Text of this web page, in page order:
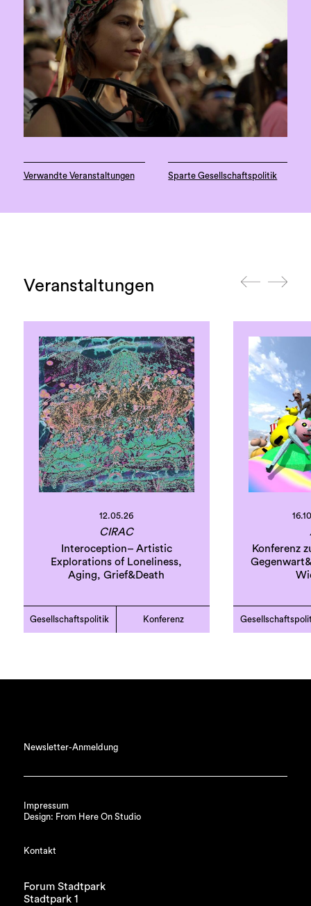
Verwandte Veranstaltungen Sparte Gesellschaftspolitik
Veranstaltungen
12.05.26
CIRAC
Interoception– Artistic
Explorations of Loneliness,
Aging, Grief&Death
Gesellschaftspolitik Konferenz
Konferenz
Newsletter-Anmeldung
Impressum
Design: From Here On Studio
Kontakt
Forum Stadtpark
Stadtpark 1